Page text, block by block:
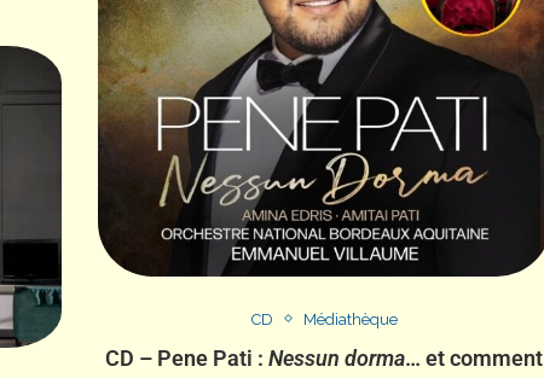
CD Médiathèque
CD – Pene Pati :Nessun dorma… et comment